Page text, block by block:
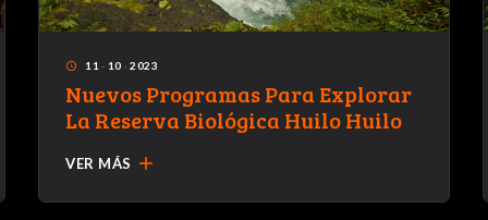
access_time 11 · 10 · 2023
Nuevos Programas Para Explorar
La Reserva Biológica Huilo Huilo
VER MÁS add